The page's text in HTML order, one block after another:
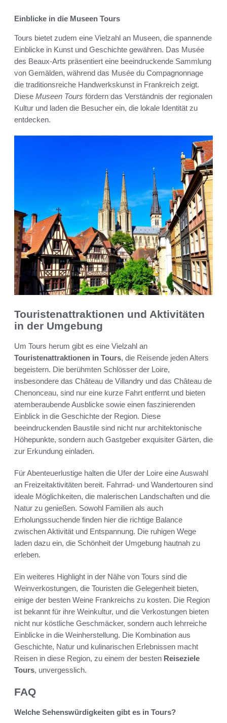
Einblicke in die Museen Tours
Tours bietet zudem eine Vielzahl an Museen, die spannende
Einblicke in Kunst und Geschichte gewähren. Das Musée
des Beaux-Arts präsentiert eine beeindruckende Sammlung
von Gemälden, während das Musée du Compagnonnage
die traditionsreiche Handwerkskunst in Frankreich zeigt.
Diese Museen Tours fördern das Verständnis der regionalen
Kultur und laden die Besucher ein, die lokale Identität zu
entdecken.
Touristenattraktionen und Aktivitäten
in der Umgebung
Um Tours herum gibt es eine Vielzahl an
Touristenattraktionen in Tours, die Reisende jeden Alters
begeistern. Die berühmten Schlösser der Loire,
insbesondere das Château de Villandry und das Château de
Chenonceau, sind nur eine kurze Fahrt entfernt und bieten
atemberaubende Ausblicke sowie einen faszinierenden
Einblick in die Geschichte der Region. Diese
beeindruckenden Baustile sind nicht nur architektonische
Höhepunkte, sondern auch Gastgeber exquisiter Gärten, die
zur Erkundung einladen.
Für Abenteuerlustige halten die Ufer der Loire eine Auswahl
an Freizeitaktivitäten bereit. Fahrrad- und Wandertouren sind
ideale Möglichkeiten, die malerischen Landschaften und die
Natur zu genießen. Sowohl Familien als auch
Erholungssuchende finden hier die richtige Balance
zwischen Aktivität und Entspannung. Die ruhigen Wege
laden dazu ein, die Schönheit der Umgebung hautnah zu
erleben.
Ein weiteres Highlight in der Nähe von Tours sind die
Weinverkostungen, die Touristen die Gelegenheit bieten,
einige der besten Weine Frankreichs zu kosten. Die Region
ist bekannt für ihre Weinkultur, und die Verkostungen bieten
nicht nur köstliche Geschmäcker, sondern auch lehrreiche
Einblicke in die Weinherstellung. Die Kombination aus
Geschichte, Natur und kulinarischen Erlebnissen macht
Reisen in diese Region, zu einem der besten Reiseziele
Tours, unvergesslich.
FAQ
Welche Sehenswürdigkeiten gibt es in Tours?